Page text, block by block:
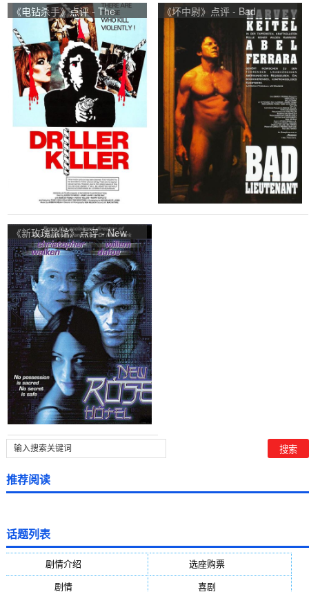
《电钻杀手》点评 - The
Driller Killer网友评价
《坏中尉》点评 - Bad
Lieutenant网友评价
《新玫瑰旅馆》点评 - New
Rose Hotel网友评价
推荐阅读
话题列表
剧情介绍 选座购票(5388)
剧情 喜剧